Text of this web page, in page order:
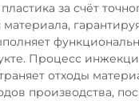
за счёт
Процесс
отходы
производства,